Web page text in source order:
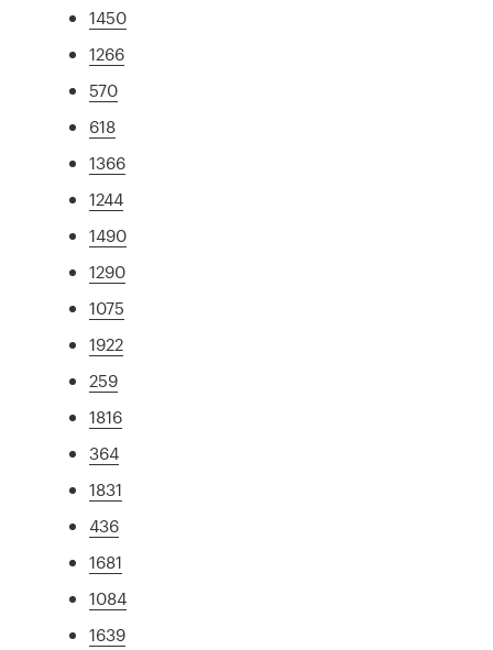
1450
1266
570
618
1366
1244
1490
1290
1075
1922
259
1816
364
1831
436
1681
1084
1639